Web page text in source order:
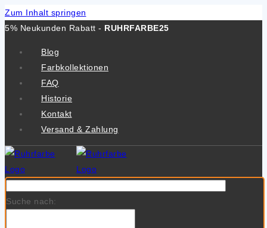
Zum Inhalt springen
5% Neukunden Rabatt - RUHRFARBE25
Blog
Farbkollektionen
FAQ
Historie
Kontakt
Versand & Zahlung
Suche nach: